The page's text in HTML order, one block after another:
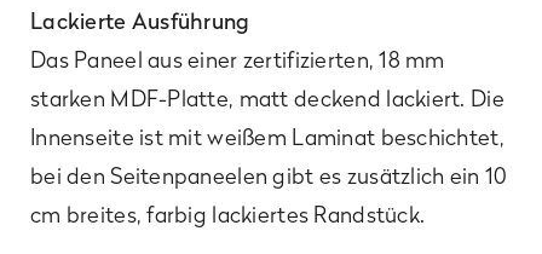
Lackierte Ausführung
Das Paneel aus einer zertifizierten, 18 mm
starken MDF-Platte, matt deckend lackiert. Die
Innenseite ist mit weißem Laminat beschichtet,
bei den Seitenpaneelen gibt es zusätzlich ein 10
cm breites, farbig lackiertes Randstück.